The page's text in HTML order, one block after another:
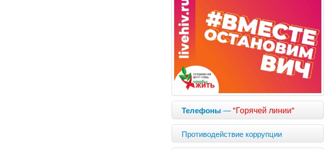
Телефоны —"Горячей линии"
Противодействие коррупции